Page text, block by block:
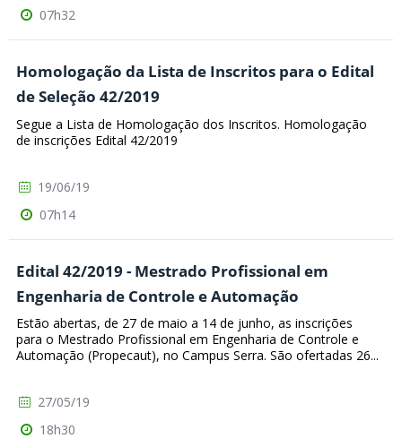
07h32
Homologação da Lista de Inscritos para o Edital
de Seleção 42/2019
Segue a Lista de Homologação dos Inscritos. Homologação
de inscrições Edital 42/2019
19/06/19
07h14
Edital 42/2019 - Mestrado Profissional em
Engenharia de Controle e Automação
Estão abertas, de 27 de maio a 14 de junho, as inscrições
para o Mestrado Profissional em Engenharia de Controle e
Automação (Propecaut), no Campus Serra. São ofertadas 26...
27/05/19
18h30